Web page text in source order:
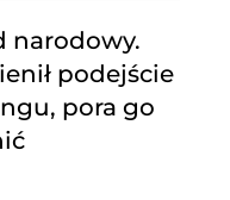
narodowy.
podejście
pora go